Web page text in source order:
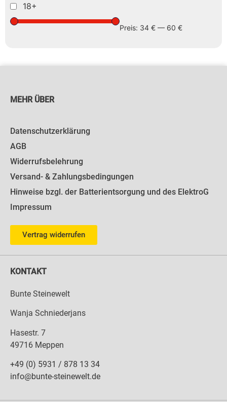
18+
Preis: 34 € — 60 €
MEHR ÜBER
Datenschutzerklärung
AGB
Widerrufsbelehrung
Versand- & Zahlungsbedingungen
Hinweise bzgl. der Batterientsorgung und des ElektroG
Impressum
Vertrag widerrufen
KONTAKT
Bunte Steinewelt
Wanja Schniederjans
Hasestr. 7
49716 Meppen
+49 (0) 5931 / 878 13 34
info@bunte-steinewelt.de